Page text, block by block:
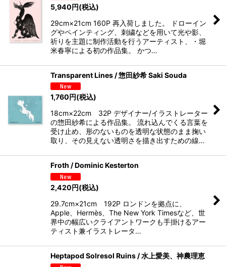
5,940円(税込)
29cm×21cm 160P 再入荷しました。 ドローイン
グやペインティング、刺繍などを用いて光や影、
祈りを主題に制作活動を行うアーティスト、・堀
米春寧による初の作品集。 かつ…
Transparent Lines / 惣田紗希 Saki Souda
1,760円(税込)
18cm×22cm 32P デザイナー/イラストレーター
の惣田紗希による作品集。 流れ込んでくる言葉を
受け止め、形のないものを透明な状態のまま掬い
取り、その見えない透明さを描き出すための線…
Froth / Dominic Kesterton
2,420円(税込)
29.7cm×21cm 192P ロンドンを拠点に、
Apple、Hermès、The New York Timesなど、世
界中の幅広いクライアントワークも手掛けるアー
ティスト兼イラストレータ…
Heptapod Solresol Ruins / 水上愛美、神農理恵